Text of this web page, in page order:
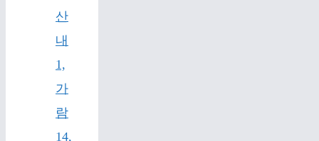
산
내
1,
가
람
14,